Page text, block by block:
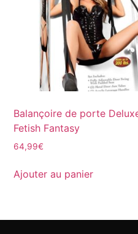
Balançoire de porte
Fetish Fantasy
64,99€
Ajouter au panier